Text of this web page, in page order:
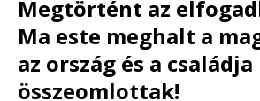
Megtörtént az
Ma este meghalt a
az ország és a
összeomlottak!